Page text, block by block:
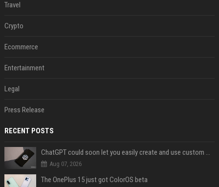
Travel
Crypto
Ecommerce
Entertainment
Legal
Press Release
RECENT POSTS
ChatGPT could soon let you easily create and use custom WhatsApp stickers
Aug 07, 2026
The OnePlus 15 just got ColorOS beta